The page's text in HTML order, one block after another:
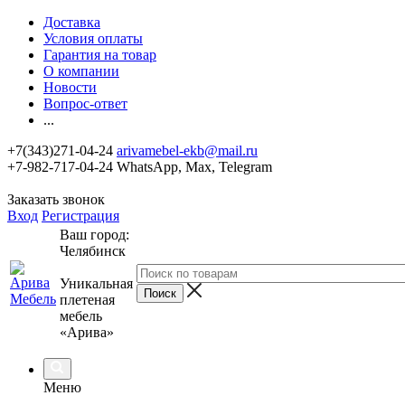
Доставка
Условия оплаты
Гарантия на товар
О компании
Новости
Вопрос-ответ
...
+7(343)271-04-24 arivamebel-ekb@mail.ru
+7-982-717-04-24 WhatsApp, Max, Telegram
Заказать звонок
Вход Регистрация
Ваш город:
Челябинск
Уникальная
плетеная
мебель
«Арива»
Меню